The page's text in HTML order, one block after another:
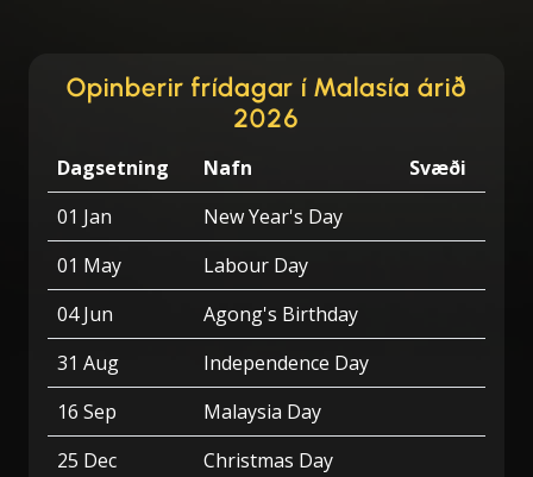
Opinberir frídagar í Malasía árið
2026
Dagsetning Nafn
Svæði
01 Jan
New Year's Day
01 May
Labour Day
04 Jun
Agong's Birthday
31 Aug
Independence Day
16 Sep
Malaysia Day
25 Dec
Christmas Day